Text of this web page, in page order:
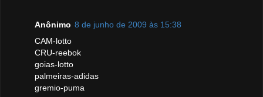
Anônimo 8 de junho de 2009 às 15:38
CAM-lotto
CRU-reebok
goias-lotto
palmeiras-adidas
gremio-puma